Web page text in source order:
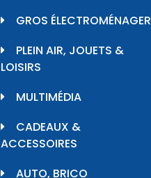
GROS ÉLECTROMÉNAGER
PLEIN AIR, JOUETS &
LOISIRS
MULTIMÉDIA
CADEAUX &
ACCESSOIRES
AUTO, BRICO